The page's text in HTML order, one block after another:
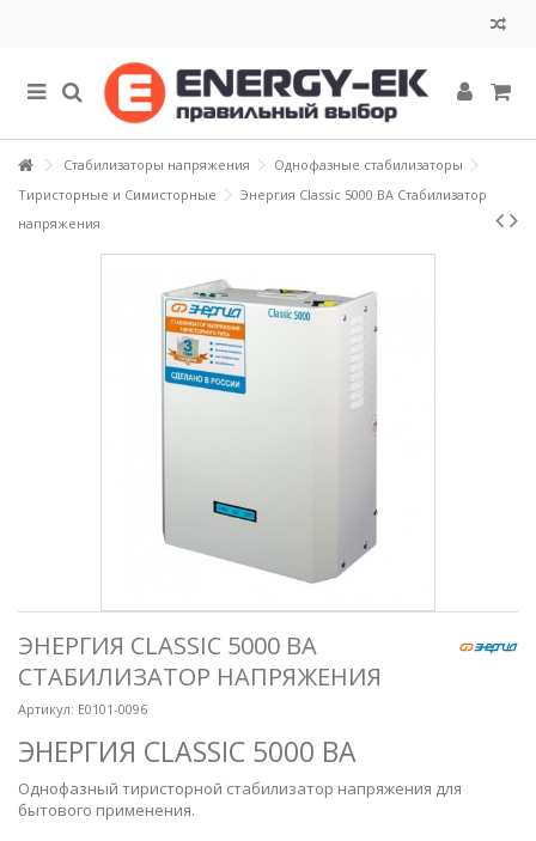
Стабилизаторы напряжения
Однофазные стабилизаторы
Тиристорные и Симисторные
Энергия Classic 5000 ВА Стабилизатор
напряжения
ЭНЕРГИЯ CLASSIC 5000 ВА
СТАБИЛИЗАТОР НАПРЯЖЕНИЯ
Артикул: Е0101-0096
ЭНЕРГИЯ CLASSIC 5000 ВА
Однофазный тиристорной стабилизатор напряжения для
бытового применения.